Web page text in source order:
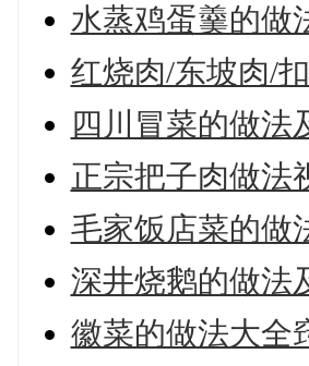
水蒸鸡蛋羹的做
红烧肉/东坡肉/
四川冒菜的做法
正宗把子肉做法
毛家饭店菜的做
深井烧鹅的做法
徽菜的做法大全